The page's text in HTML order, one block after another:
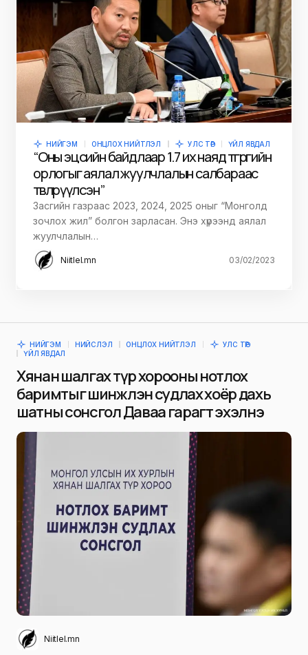
НИЙГЭМ ОНЦЛОХ НИЙТЛЭЛ УЛС ТӨР ҮЙЛ ЯВДАЛ
“Оны эцсийн байдлаар 1.7 их наяд төгрөгийн
орлогыг аялал жуулчлалын салбараас
төвлөрүүлсэн”
Засгийн газраас 2023, 2024, 2025 оныг “Монголд
зочлох жил” болгон зарласан. Энэ хүрээнд аялал
жуулчлалын…
Niitlel.mn 03/02/2023
НИЙГЭМ НИЙСЛЭЛ ОНЦЛОХ НИЙТЛЭЛ
УЛС ТӨР
ҮЙЛ ЯВДАЛ
Хянан шалгах түр хорооны нотлох
баримтыг шинжлэн судлах хоёр дахь
шатны сонсгол Даваа гарагт эхэлнэ
Niitlel.mn